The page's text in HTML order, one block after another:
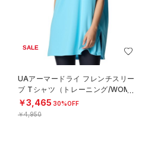
SALE
UAアーマードライ フレンチスリー
ブ Tシャツ（トレーニング/WOME
N）
￥3,465 30%OFF
￥4,950